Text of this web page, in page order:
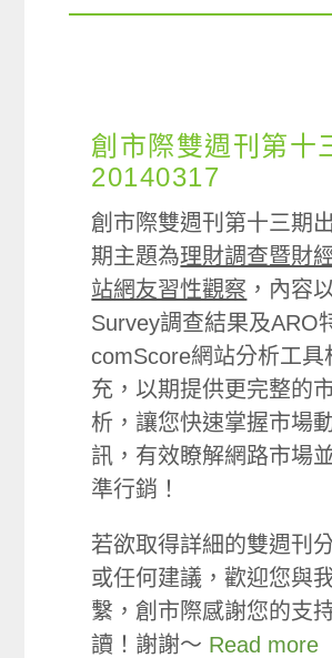
創市際雙週刊第十
20140317
創市際雙週刊第十三期
期主題為理財調查暨財
站網友習性觀察 ，內容
Survey調查結果及ARO
comScore網站分析工具
充，以期提供更完整的
析，讓您快速掌握市場
訊，有效瞭解網路市場
準行銷！
若欲取得詳細的雙週刊
或任何建議，歡迎您與
繫，創市際感謝您的支
讀！謝謝～ Read more